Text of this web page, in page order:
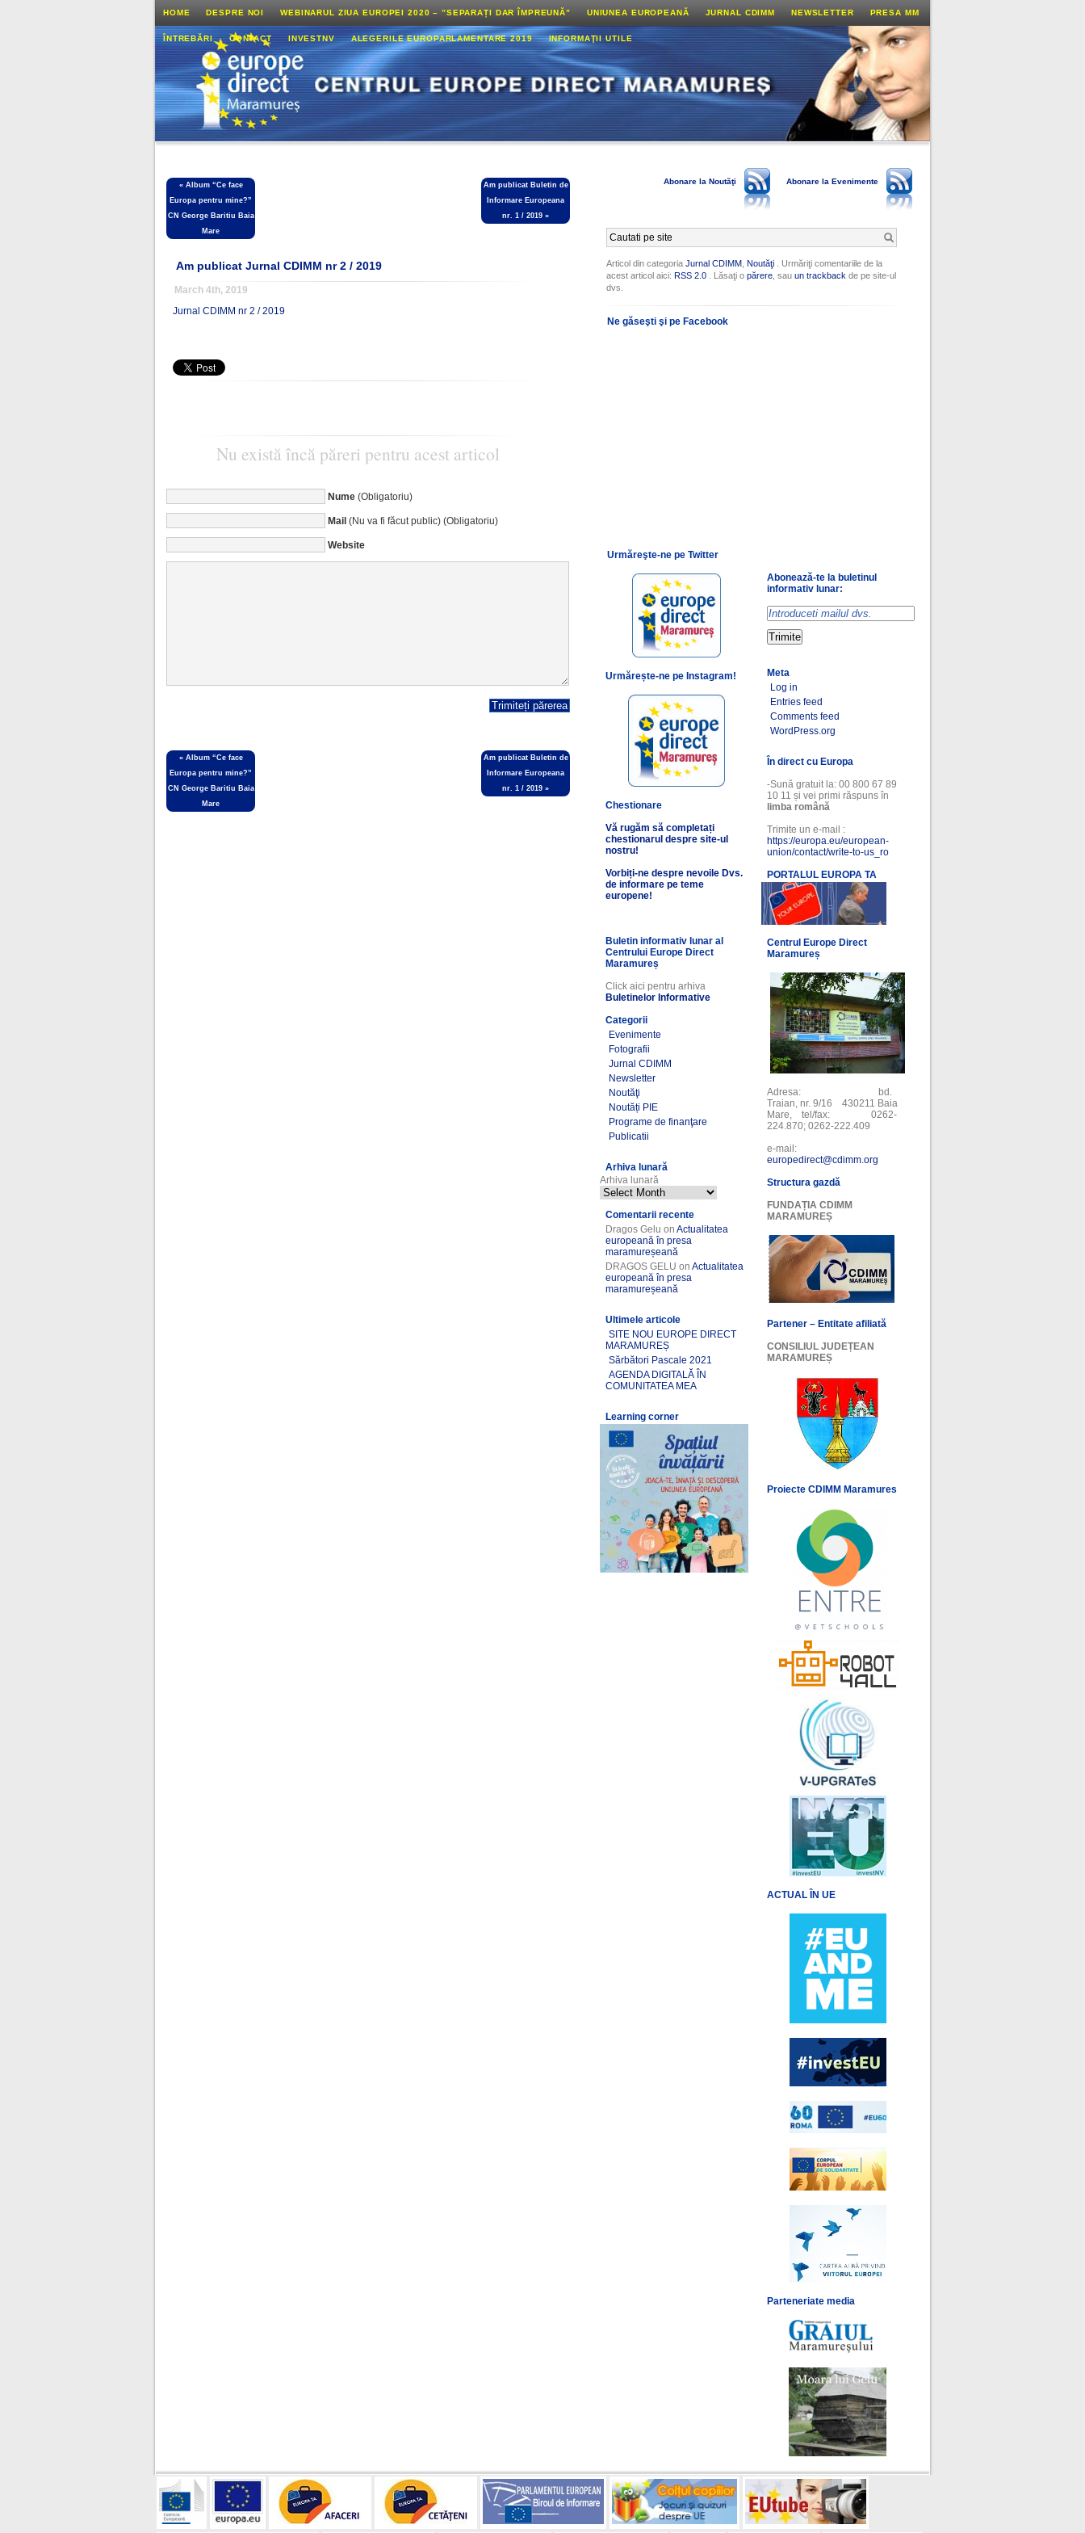
HOME DESPRE NOI WEBINARUL ZIUA EUROPEI 2020 – ”SEPARAȚI DAR ÎMPREUNĂ” UNIUNEA EUROPEANĂ JURNAL CDIMM NEWSLETTER PRESA MM
ÎNTREBĂRI CONTACT INVESTNV ALEGERILE EUROPARLAMENTARE 2019 INFORMAŢII UTILE
« Album “Ce face
Europa pentru mine?”
CN George Baritiu Baia
Mare
Am publicat Buletin de
Informare Europeana
nr. 1 / 2019 »
Am publicat Jurnal CDIMM nr 2 / 2019
March 4th, 2019
Jurnal CDIMM nr 2 / 2019
Nu există încă păreri pentru acest articol
Nume(Obligatoriu)
Mail(Nu va fi făcut public) (Obligatoriu)
Website
« Album “Ce face
Europa pentru mine?”
CN George Baritiu Baia
Mare
Am publicat Buletin de
Informare Europeana
nr. 1 / 2019 »
Abonare la Noutăţi Abonare la Evenimente
Articol din categoriaJurnal CDIMM ,Noutăţi . Urmăriţi comentariile de la
acest articol aici:RSS 2.0 . Lăsaţi opărere , sauun trackbackde pe site-ul
dvs.
Ne găseşti şi pe Facebook
Urmăreşte-ne pe Twitter
Urmărește-ne pe Instagram!
Chestionare
Vă rugăm să completați
chestionarul despre site-ul
nostru!
Vorbiți-ne despre nevoile Dvs.
de informare pe teme
europene!
Buletin informativ lunar al
Centrului Europe Direct
Maramureș
Click aici pentru arhiva
Buletinelor Informative
Categorii
Evenimente
Fotografii
Jurnal CDIMM
Newsletter
Noutăţi
Noutăți PIE
Programe de finanţare
Publicatii
Arhiva lunară
Arhiva lunară
Comentarii recente
Dragos Gelu onActualitatea
europeană în presa
maramureșeană
DRAGOS GELU onActualitatea
europeană în presa
maramureșeană
Ultimele articole
SITE NOU EUROPE DIRECT
MARAMUREȘ
Sărbători Pascale 2021
AGENDA DIGITALĂ ÎN
COMUNITATEA MEA
Learning corner
Abonează-te la buletinul
informativ lunar:
Meta
Log in
Entries feed
Comments feed
WordPress.org
În direct cu Europa
-Sună gratuit la: 00 800 67 89
10 11 și vei primi răspuns în
limba română
Trimite un e-mail :
https://europa.eu/european-
union/contact/write-to-us_ro
PORTALUL EUROPA TA
Centrul Europe Direct
Maramureș
Adresa: bd.
Traian, nr. 9/16 430211 Baia
Mare, tel/fax: 0262-
224.870; 0262-222.409
e-mail:
europedirect@cdimm.org
Structura gazdă
FUNDAȚIA CDIMM
MARAMUREȘ
Partener – Entitate afiliată
CONSILIUL JUDEȚEAN
MARAMUREȘ
Proiecte CDIMM Maramures
ACTUAL ÎN UE
Parteneriate media